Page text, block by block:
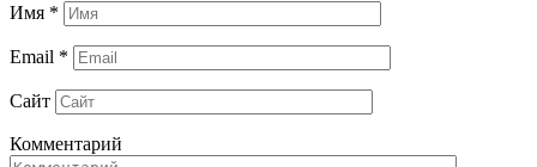
Имя *
Email *
Сайт
Комментарий